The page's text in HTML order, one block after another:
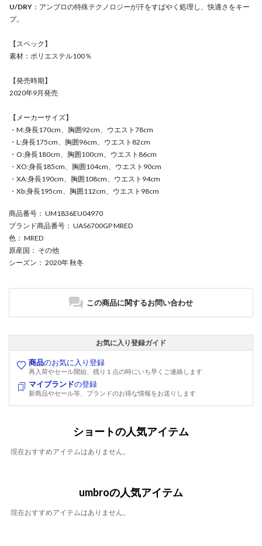
U/DRY ：アンブロの特殊テクノロジーが汗をすばやく処理し、快適さをキー
プ。
【スペック】
素材：ポリエステル100％
【発売時期】
2020年9月発売
【メーカーサイズ】
・M:身長170cm、胸囲92cm、ウエスト78cm
・L:身長175cm、胸囲96cm、ウエスト82cm
・O:身長180cm、胸囲100cm、ウエスト86cm
・XO:身長185cm、胸囲104cm、ウエスト90cm
・XA:身長190cm、胸囲108cm、ウエスト94cm
・Xb:身長195cm、胸囲112cm、ウエスト98cm
商品番号 ： UM1836EU04970
ブランド商品番号 ： UAS6700GP MRED
色 ： MRED
原産国 ： その他
シーズン ： 2020年 秋冬
この商品に関するお問い合わせ
お気に入り登録ガイド
商品のお気に入り登録
再入荷やセール開始、残り１点の時にいち早くご連絡します
マイブランドの登録
新商品やセール等、ブランドのお得な情報をお送りします
ショートの人気アイテム
現在おすすめアイテムはありません。
umbroの人気アイテム
現在おすすめアイテムはありません。